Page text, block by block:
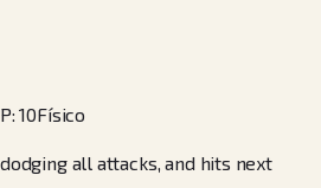
:10Físico
all attacks, and hits next